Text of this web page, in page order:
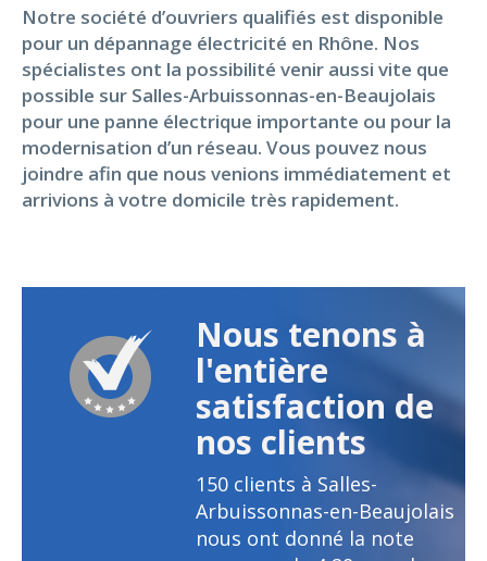
Notre société d’ouvriers qualifiés est disponible
pour un dépannage électricité en Rhône. Nos
spécialistes ont la possibilité venir aussi vite que
possible sur Salles-Arbuissonnas-en-Beaujolais
pour une panne électrique importante ou pour la
modernisation d’un réseau. Vous pouvez nous
joindre afin que nous venions immédiatement et
arrivions à votre domicile très rapidement.
Nous tenons à
l'entière
satisfaction de
nos clients
150 clients à Salles-
Arbuissonnas-en-Beaujolais
nous ont donné la note